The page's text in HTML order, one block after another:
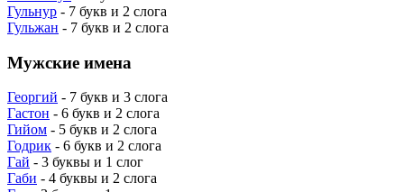
Гульнур - 7 букв и 2 слога
Гульжан - 7 букв и 2 слога
Мужские имена
Георгий - 7 букв и 3 слога
Гастон - 6 букв и 2 слога
Гийом - 5 букв и 2 слога
Годрик - 6 букв и 2 слога
Гай - 3 буквы и 1 слог
Габи - 4 буквы и 2 слога